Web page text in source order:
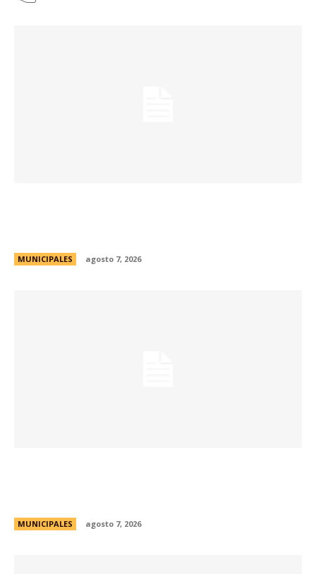
MUNICIPALES agosto 7, 2026
MUNICIPALES agosto 7, 2026